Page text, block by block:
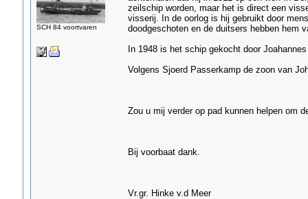
SCH 84 voortvaren
zeilschip worden, maar het is direct een
visserij. In de oorlog is hij gebruikt door
doodgeschoten en de duitsers hebben hem
In 1948 is het schip gekocht door
Volgens Sjoerd Passerkamp de zoon van
Zou u mij verder op pad kunnen helpen om
Bij voorbaat dank.
Vr.gr. Hinke v.d Meer